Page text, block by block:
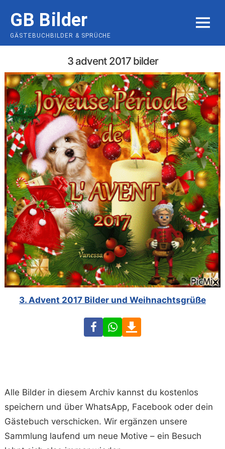
content
GB Bilder
GÄSTEBUCHBILDER & SPRÜCHE
MENU
3 advent 2017 bilder
3. Advent 2017 Bilder und Weihnachtsgrüße
FacebookWhatsApp
Alle Bilder in diesem Archiv kannst du kostenlos
speichern und über WhatsApp, Facebook oder dein
Gästebuch verschicken. Wir ergänzen unsere
Sammlung laufend um neue Motive – ein Besuch